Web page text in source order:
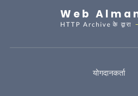
Web
HTTP Archive के द्वारा
योगदानकर्ता